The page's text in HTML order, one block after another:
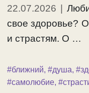
22.07.2026 |
свое здоровье?
и страстям. О …
#ближний, #душа,
#самолюбие,